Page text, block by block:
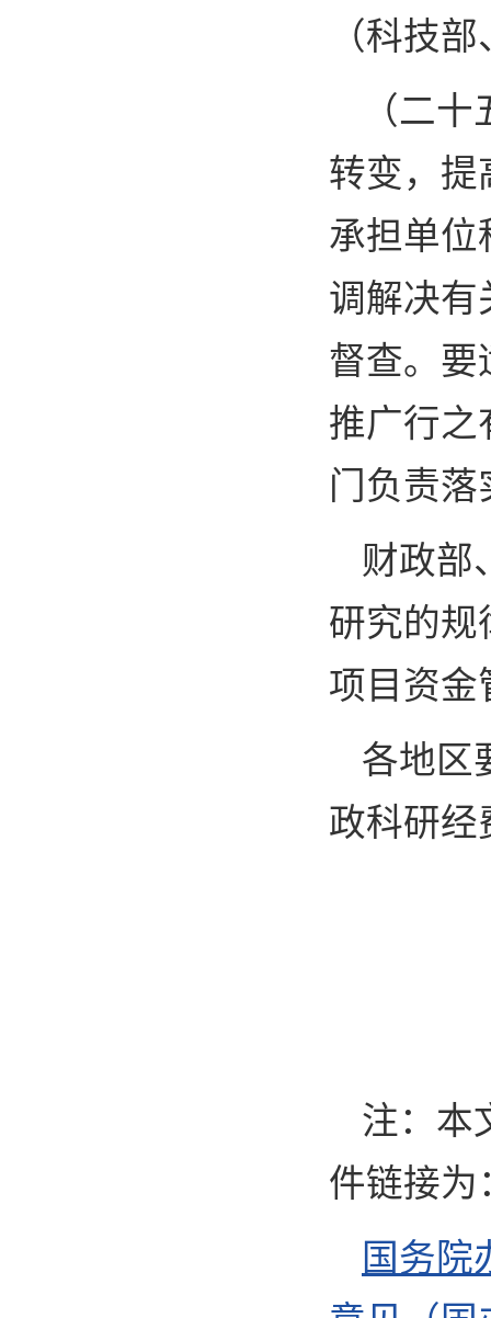
（科技
（二
转变，提
承担单位
调解决有
督查。要
推广行之
门负责落
财政部
研究的规
项目资金
各地区
政科研经
注：本
件链接为
国务院